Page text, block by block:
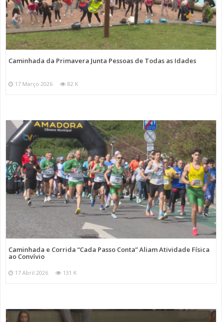
Caminhada da Primavera Junta Pessoas de Todas as Idades
17 Março 2026 82 K
Caminhada e Corrida “Cada Passo Conta” Aliam Atividade Física
ao Convívio
17 Abril 2026 131 K